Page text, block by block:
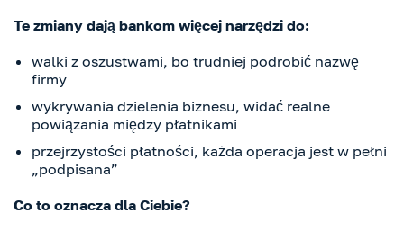
Te zmiany dają bankom więcej narzędzi do:
walki z oszustwami, bo trudniej podrobić nazwę
firmy
wykrywania dzielenia biznesu, widać realne
powiązania między płatnikami
przejrzystości płatności, każda operacja jest w pełni
„podpisana”
Co to oznacza dla Ciebie?